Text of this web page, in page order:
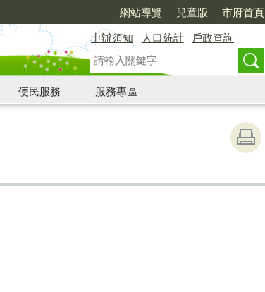
網站導覽 兒童版 市府首頁
申辦須知 人口統計
戶政查詢
便民服務
服務專區